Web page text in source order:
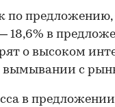
по
18,6% в
о высоком
вымывании с
в предложении